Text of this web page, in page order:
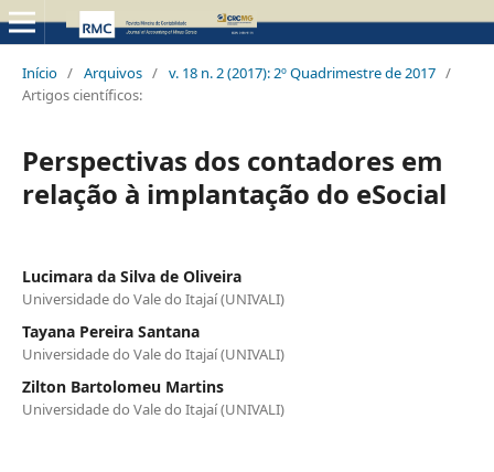
Início / Arquivos / v. 18 n. 2 (2017): 2º Quadrimestre de 2017 /
Artigos científicos:
Perspectivas dos contadores em
relação à implantação do eSocial
Lucimara da Silva de Oliveira
Universidade do Vale do Itajaí (UNIVALI)
Tayana Pereira Santana
Universidade do Vale do Itajaí (UNIVALI)
Zilton Bartolomeu Martins
Universidade do Vale do Itajaí (UNIVALI)